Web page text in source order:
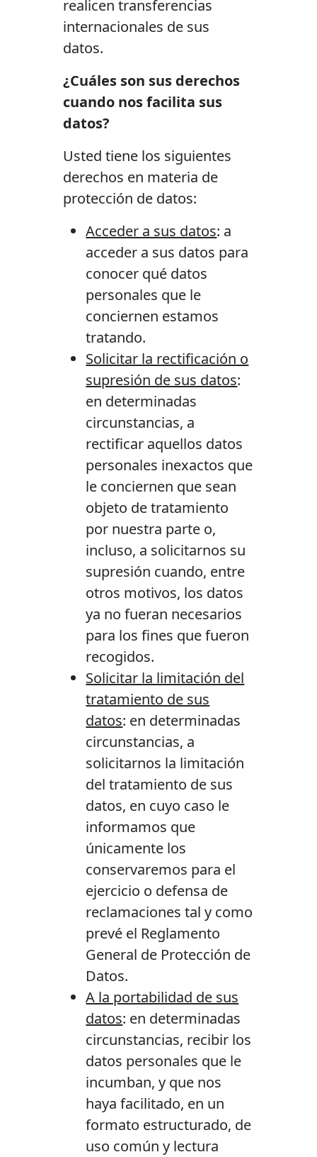
realicen transferencias
internacionales de sus
datos.
¿Cuáles son sus derechos
cuando nos facilita sus
datos?
Usted tiene los siguientes
derechos en materia de
protección de datos:
Acceder a sus datos: a
acceder a sus datos para
conocer qué datos
personales que le
conciernen estamos
tratando.
Solicitar la rectificación o
supresión de sus datos:
en determinadas
circunstancias, a
rectificar aquellos datos
personales inexactos que
le conciernen que sean
objeto de tratamiento
por nuestra parte o,
incluso, a solicitarnos su
supresión cuando, entre
otros motivos, los datos
ya no fueran necesarios
para los fines que fueron
recogidos.
Solicitar la limitación del
tratamiento de sus
datos: en determinadas
circunstancias, a
solicitarnos la limitación
del tratamiento de sus
datos, en cuyo caso le
informamos que
únicamente los
conservaremos para el
ejercicio o defensa de
reclamaciones tal y como
prevé el Reglamento
General de Protección de
Datos.
A la portabilidad de sus
datos: en determinadas
circunstancias, recibir los
datos personales que le
incumban, y que nos
haya facilitado, en un
formato estructurado, de
uso común y lectura